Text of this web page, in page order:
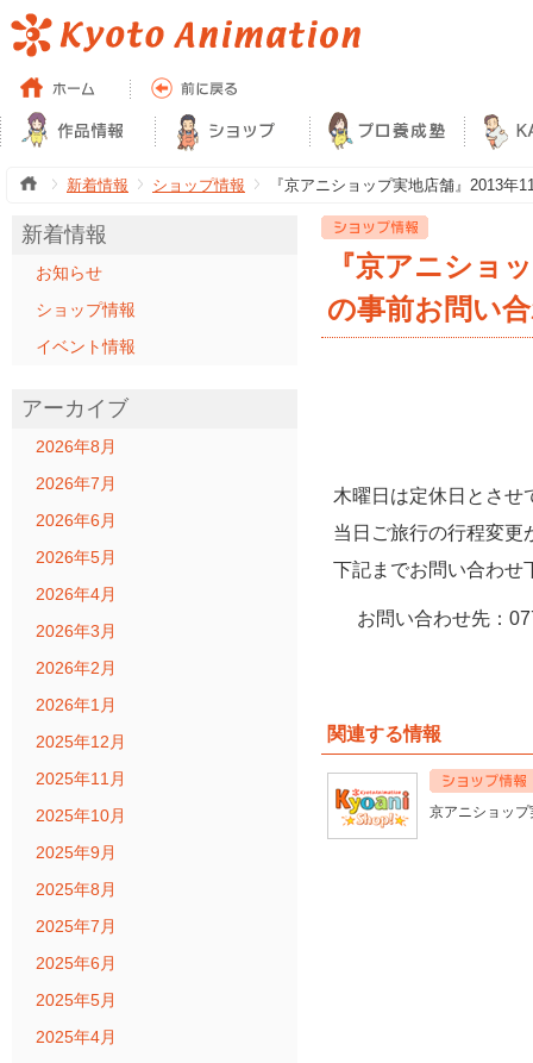
新着情報 ショップ情報 『京アニショップ実地店舗』2013
新着情報
お知らせ
ショップ情報
イベント情報
アーカイブ
2026年8月
2026年7月
2026年6月
2026年5月
2026年4月
2026年3月
2026年2月
2026年1月
2025年12月
2025年11月
2025年10月
2025年9月
2025年8月
2025年7月
2025年6月
2025年5月
2025年4月
『京アニショ
の事前お問い
木曜日は定休日とさせ
当日ご旅行の行程変更
下記までお問い合わせ
お問い合わせ先：
関連する情報
京アニショッ